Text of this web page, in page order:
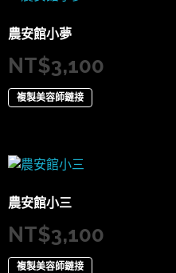
農安館小夢
NT$3,100
複製美容師鏈接
農安館小三
NT$3,100
複製美容師鏈接